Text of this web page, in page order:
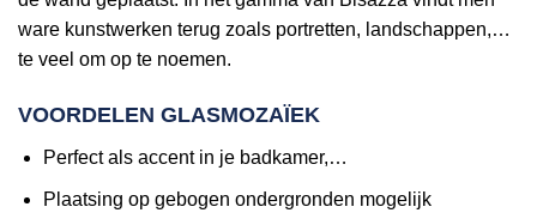
ware kunstwerken terug zoals portretten, landschappen,…
te veel om op te noemen.
VOORDELEN GLASMOZAÏEK
Perfect als accent in je badkamer,…
Plaatsing op gebogen ondergronden mogelijk